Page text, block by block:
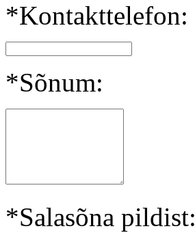
*Kontakttelefon:
*Sõnum:
*Salasõna pildist: